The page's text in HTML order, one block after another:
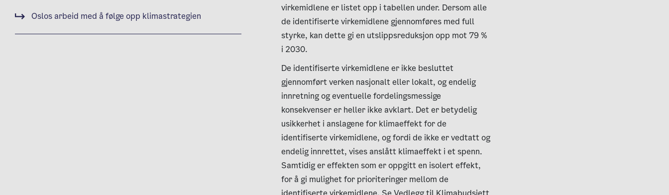
Oslos arbeid med å følge opp klimastrategien
virkemidlene er listet opp i tabellen under. Dersom alle
de identifiserte virkemidlene gjennomføres med full
styrke, kan dette gi en utslippsreduksjon opp mot 79 %
i 2030.
De identifiserte virkemidlene er ikke besluttet
gjennomført verken nasjonalt eller lokalt, og endelig
innretning og eventuelle fordelingsmessige
konsekvenser er heller ikke avklart. Det er betydelig
usikkerhet i anslagene for klimaeffekt for de
identifiserte virkemidlene, og fordi de ikke er vedtatt og
endelig innrettet, vises anslått klimaeffekt i et spenn.
Samtidig er effekten som er oppgitt en isolert effekt,
for å gi mulighet for prioriteringer mellom de